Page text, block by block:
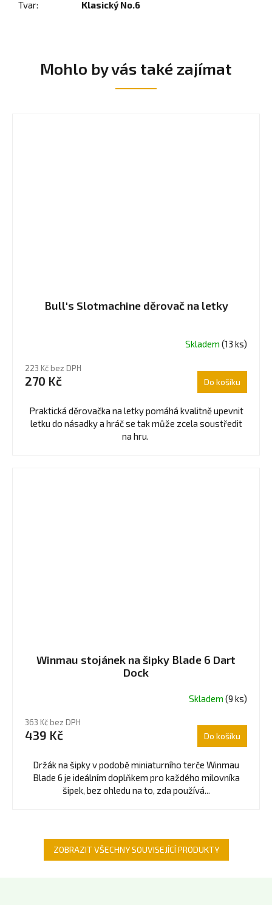
Tvar: Klasický No.6
Mohlo by vás také zajímat
Bull's Slotmachine děrovač na letky
Skladem (13 ks)
223 Kč bez DPH
270 Kč Do košíku
Praktická děrovačka na letky pomáhá kvalitně upevnit
letku do násadky a hráč se tak může zcela soustředit
na hru.
Winmau stojánek na šipky Blade 6 Dart
Dock
Skladem (9 ks)
363 Kč bez DPH
439 Kč Do košíku
Držák na šipky v podobě miniaturního terče Winmau
Blade 6 je ideálním doplňkem pro každého milovníka
šipek, bez ohledu na to, zda používá...
ZOBRAZIT VŠECHNY SOUVISEJÍCÍ PRODUKTY